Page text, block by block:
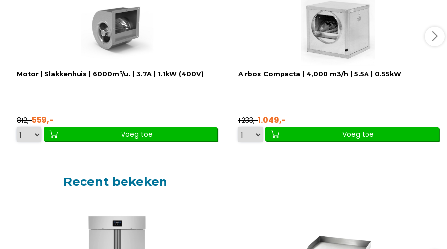
Motor | Slakkenhuis | 6000m³/u. | 3.7A | 1.1kW (400V)
812,-559,-
Voeg toe
Airbox Compacta | 4,000 m3/h | 5.5A | 0.55kW
1.233,-1.049,-
Voeg toe
Recent bekeken